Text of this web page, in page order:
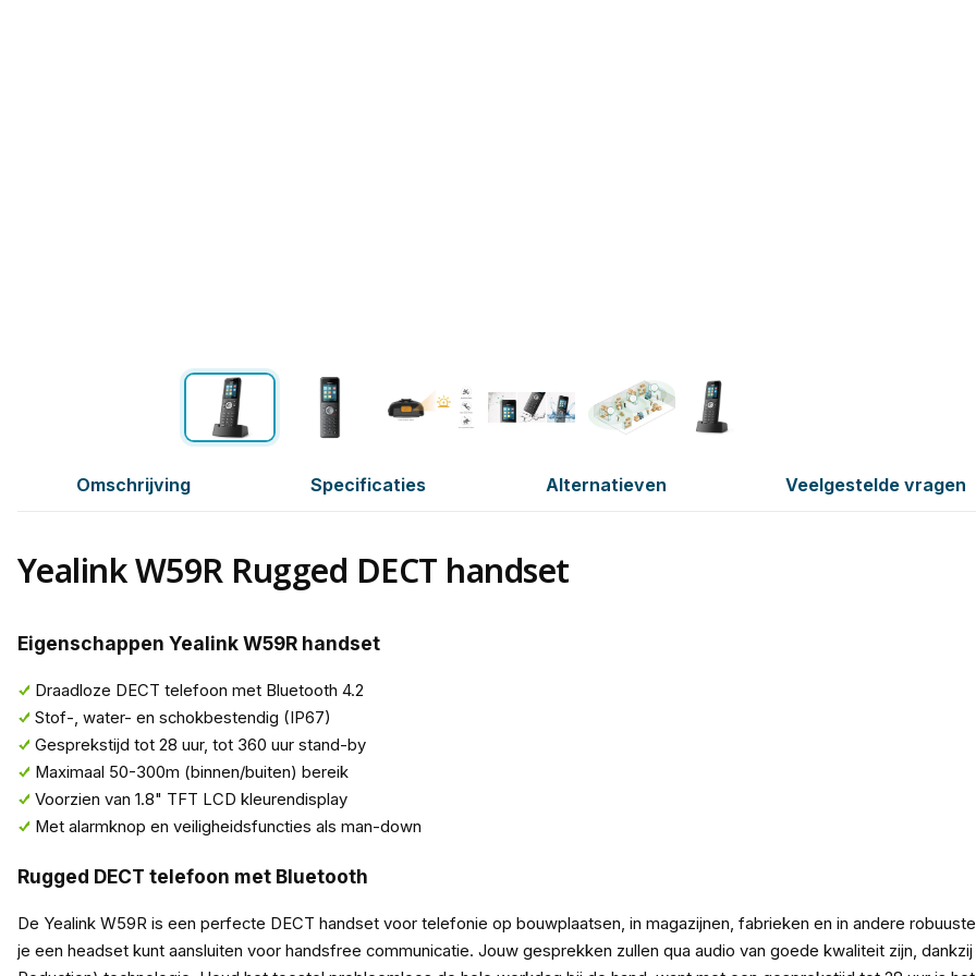
Omschrijving Specificaties Alternatieven Veelgestelde vragen
Yealink W59R Rugged DECT handset
Eigenschappen Yealink W59R handset
Draadloze DECT telefoon met Bluetooth 4.2
Stof-, water- en schokbestendig (IP67)
Gesprekstijd tot 28 uur, tot 360 uur stand-by
Maximaal 50-300m (binnen/buiten) bereik
Voorzien van 1.8" TFT LCD kleurendisplay
Met alarmknop en veiligheidsfuncties als man-down
Rugged DECT telefoon met Bluetooth
De Yealink W59R is een perfecte DECT handset voor telefonie op bouwplaatsen, in magazijnen, fabrieken en in andere
je een headset kunt aansluiten voor handsfree communicatie. Jouw gesprekken zullen qua audio van goede kwaliteit zijn,